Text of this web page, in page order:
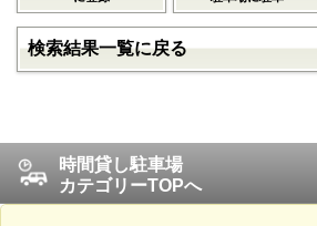
検索結果一覧に戻る
時間貸し駐車場
カテゴリーTOPへ